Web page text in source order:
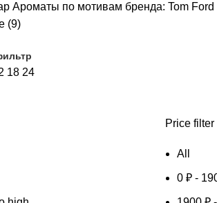
Ароматы по мотивам бренда: Tom Ford
(9)
18 24
Price filter
All
0 ₽ -